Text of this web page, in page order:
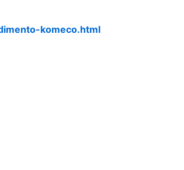
komeco.html